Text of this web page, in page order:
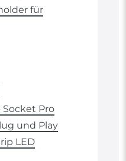
für
Pro
und Play
LED